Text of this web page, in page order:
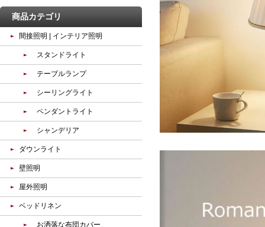
商品カテゴリ
間接照明 | インテリア照明
スタンドライト
テーブルランプ
シーリングライト
ペンダントライト
シャンデリア
ダウンライト
壁照明
屋外照明
ベッドリネン
お洒落な布団カバー